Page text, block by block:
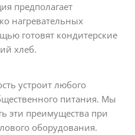
предполагает
нагревательных
готовят кондитерские
хлеб.
устроит любого
питания. Мы
эти преимущества при
оборудования.